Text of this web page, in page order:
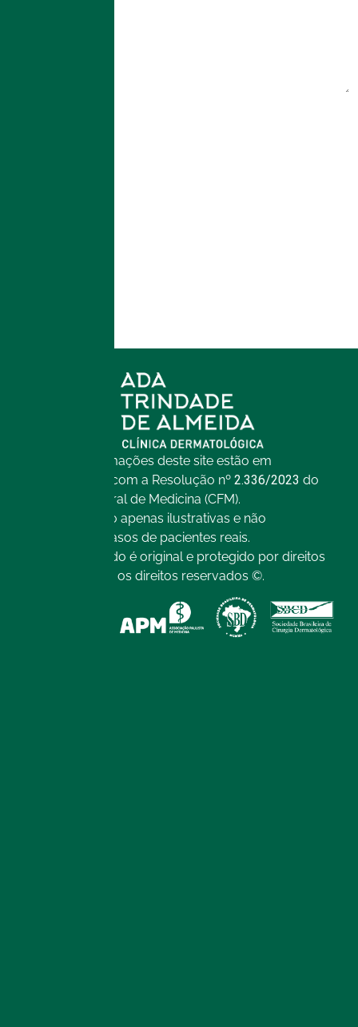
Todas as informações deste site estão em
conformidade com a Resolução nº 2.336/2023 do
Conselho Federal de Medicina (CFM).
As imagens são apenas ilustrativas e não
representam casos de pacientes reais.
Todo o conteúdo é original e protegido por direitos
autorais. Todos os direitos reservados ©.